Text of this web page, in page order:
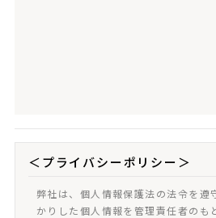
＜プライバシーポリシー＞
弊社は、個人情報保護法の法令を遵
かりした個人情報を管理責任者のも